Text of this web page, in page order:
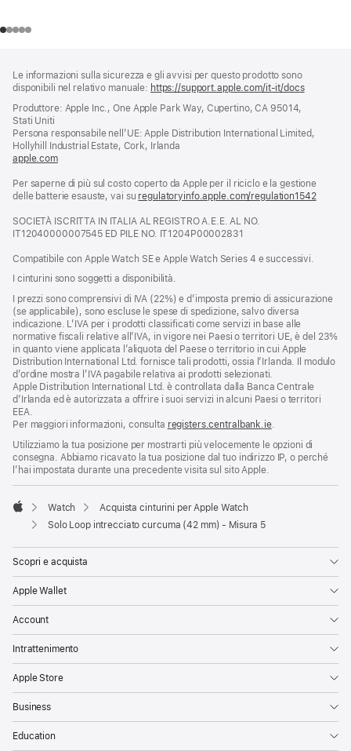
di
pagina
a
piè
di
pagina
Le informazioni sulla sicurezza e gli avvisi per questo prodotto sono
disponibili nel relativo manuale: https://support.apple.com/it-it/docs(si
finestra)
Produttore: Apple Inc., One Apple Park Way, Cupertino, CA 95014,
Stati Uniti
Persona responsabile nell’UE: Apple Distribution International Limited,
Hollyhill Industrial Estate, Cork, Irlanda
apple.com(si
una
nuova
Per saperne di più sul costo coperto da Apple per il riciclo e la gestione
delle batterie esauste, vai su regulatoryinfo.apple.com/regulation1542(si
SOCIETÀ ISCRITTA IN ITALIA AL REGISTRO A.E.E. AL NO.
IT12040000007545 ED PILE NO. IT1204P00002831
Compatibile con Apple Watch SE e Apple Watch Series 4 e successivi.
I cinturini sono soggetti a disponibilità.
I prezzi sono comprensivi di IVA (22%) e d’imposta premio di assicurazione
(se applicabile), sono escluse le spese di spedizione, salvo diversa
indicazione. L’IVA per i prodotti classificati come servizi in base alle
normative fiscali relative all’IVA, in vigore nei Paesi o territori UE, è del 23%
in quanto viene applicata l’aliquota del Paese o territorio in cui Apple
Distribution International Ltd. fornisce tali prodotti, ossia l’Irlanda. Il modulo
d’ordine mostra l’IVA pagabile relativa ai prodotti selezionati.
Apple Distribution International Ltd. è controllata dalla Banca Centrale
d’Irlanda ed è autorizzata a offrire i suoi servizi in alcuni Paesi o territori
EEA.
Per maggiori informazioni, consulta registers.centralbank.ie.
Utilizziamo la tua posizione per mostrarti più velocemente le opzioni di
consegna. Abbiamo ricavato la tua posizione dal tuo indirizzo IP, o perché
l’hai impostata durante una precedente visita sul sito Apple.
Apple
Watch
Acquista cinturini per Apple Watch
Solo Loop intrecciato curcuma (42 mm) - Misura 5
Scopri e acquista
Apple Wallet
Account
Intrattenimento
Apple Store
Business
Education